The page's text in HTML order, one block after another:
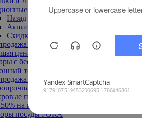
товары
Назад
Акционные товары
Скидка 20% по промокоду
Ульяновск до -70%
цена
с бесплатной доставкой
текстиль
до -50%
посуда
полотенца
на ковры
посуды FORA